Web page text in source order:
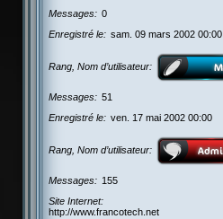
Messages
0
Enregistré le
sam. 09 mars 2002 00:00
Rang, Nom d’utilisateur
Messages
51
Enregistré le
ven. 17 mai 2002 00:00
Rang, Nom d’utilisateur
Messages
155
Site Internet
http://www.francotech.net